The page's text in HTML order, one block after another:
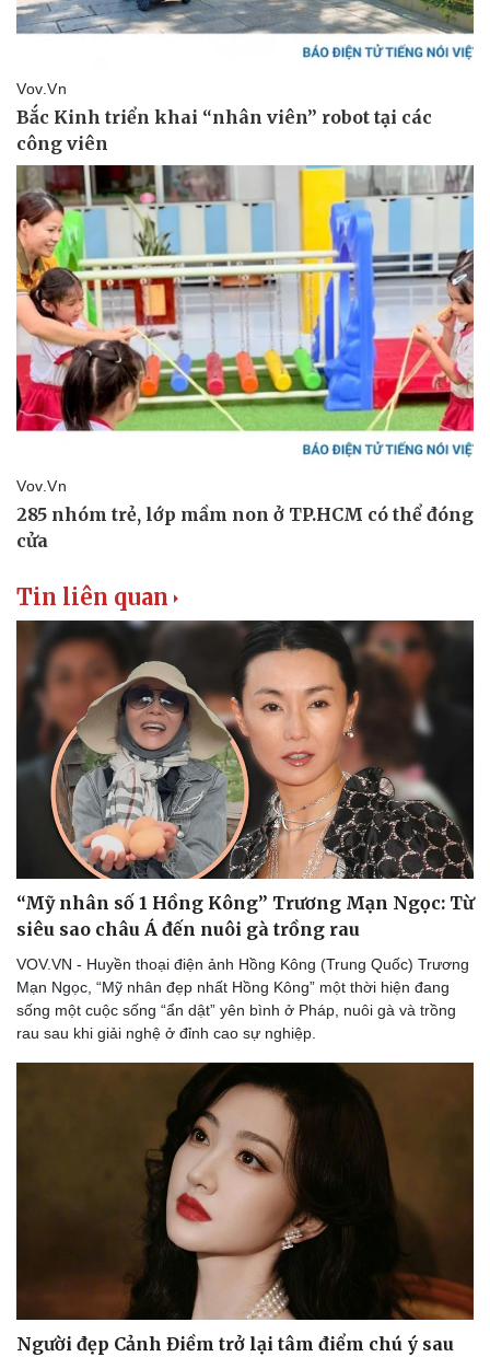
Doanh nghiệp
Thông tin doanh nghiệp
Doanh nghiệp 24h
Doanh nhân
Vì cộng đồng
Trải nghiệm
Chuyển đổi số
Tin liên quan
“Mỹ nhân số 1 Hồng Kông” Trương Mạn Ngọc: Từ
siêu sao châu Á đến nuôi gà trồng rau
VOV.VN - Huyền thoại điện ảnh Hồng Kông (Trung Quốc) Trương
Mạn Ngọc, “Mỹ nhân đẹp nhất Hồng Kông” một thời hiện đang
sống một cuộc sống “ẩn dật” yên bình ở Pháp, nuôi gà và trồng
rau sau khi giải nghệ ở đỉnh cao sự nghiệp.
Người đẹp Cảnh Điềm trở lại tâm điểm chú ý sau